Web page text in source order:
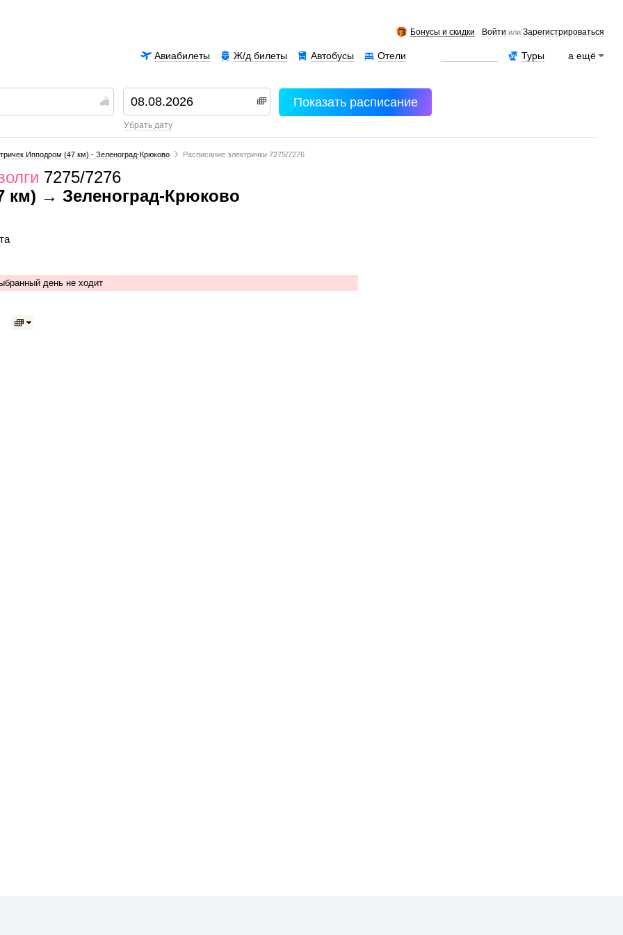
Бонусы и скидки Войти илиЗарегистрироваться
а ещё
Туры
Отели
Автобусы
Ж/д билеты
Авиабилеты
убрать дату
Показать расписание
Ипподром (47 км) - Зеленоград-Крюково Расписание электрички 7275/7276
7275/7276
км) → Зеленоград-Крюково
день не ходит